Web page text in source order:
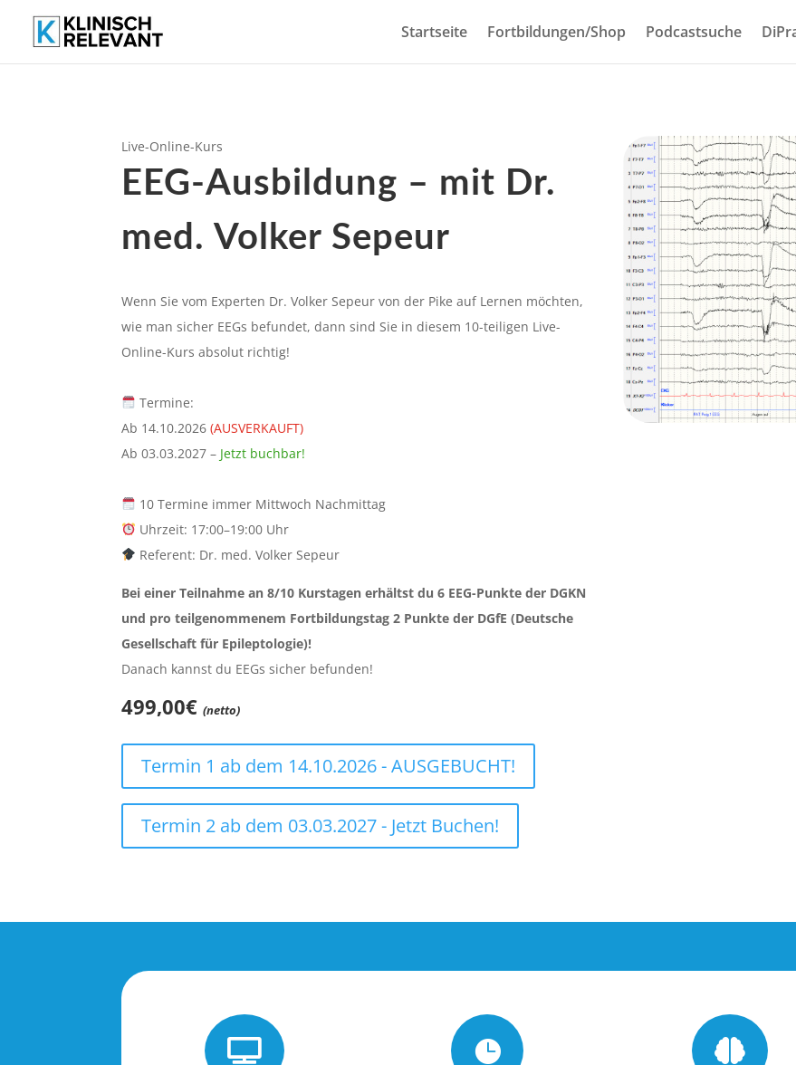
Startseite Fortbildungen/Shop Podcastsuche
Live-Online-Kurs
EEG-Ausbildung – mit Dr.
med. Volker Sepeur
Wenn Sie vom Experten Dr. Volker Sepeur von der Pike auf Lernen möchten,
wie man sicher EEGs befundet, dann sind Sie in diesem 10-teiligen Live-
Online-Kurs absolut richtig!
Termine:
Ab 14.10.2026(AUSVERKAUFT)
Ab 03.03.2027 – Jetzt buchbar!
10 Termine immer Mittwoch Nachmittag
Uhrzeit: 17:00–19:00 Uhr
Referent: Dr. med. Volker Sepeur
Bei einer Teilnahme an 8/10 Kurstagen erhältst du 6 EEG-Punkte der DGKN
und pro teilgenommenem Fortbildungstag 2 Punkte der DGfE (Deutsche
Gesellschaft für Epileptologie)!
Danach kannst du EEGs sicher befunden!
499,00€(netto)
Termin 1 ab dem 14.10.2026 - AUSGEBUCHT!
Termin 2 ab dem 03.03.2027 - Jetzt Buchen!
  